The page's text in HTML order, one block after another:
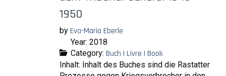
1950
by Eva-Maria Eberle
Year: 2018
Category: Buch | Livre | Book
Inhalt: Inhalt des Buches sind die Rastatter